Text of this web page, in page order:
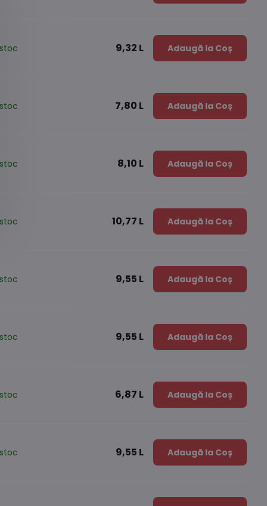
9,32 L Adaugă la Coș
7,80 L Adaugă la Coș
8,10 L Adaugă la Coș
10,77 L Adaugă la Coș
9,55 L Adaugă la Coș
9,55 L Adaugă la Coș
6,87 L Adaugă la Coș
9,55 L Adaugă la Coș